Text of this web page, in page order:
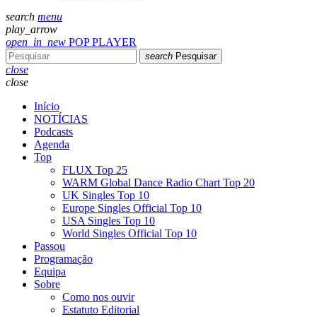
search menu
play_arrow
open_in_new POP PLAYER
search Pesquisar
close
close
Início
NOTÍCIAS
Podcasts
Agenda
Top
FLUX Top 25
WARM Global Dance Radio Chart Top 20
UK Singles Top 10
Europe Singles Official Top 10
USA Singles Top 10
World Singles Official Top 10
Passou
Programação
Equipa
Sobre
Como nos ouvir
Estatuto Editorial